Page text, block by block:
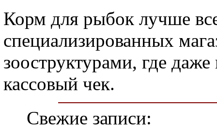
Корм для рыбок лучше
специализированных
зооструктурами, где
кассовый чек.
Свежие записи: